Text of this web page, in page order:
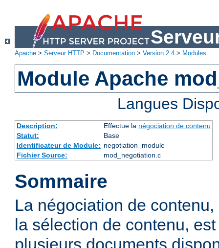
Apache > Serveur HTTP > Documentation > Version 2.4 > Modules
Module Apache
Langues
Description: Effectue la négociation de contenu
Statut:
Base
Identificateur de Module: negotiation_module
Fichier Source:
mod_negotiation.c
Sommaire
La négociation de
la sélection de contenu,